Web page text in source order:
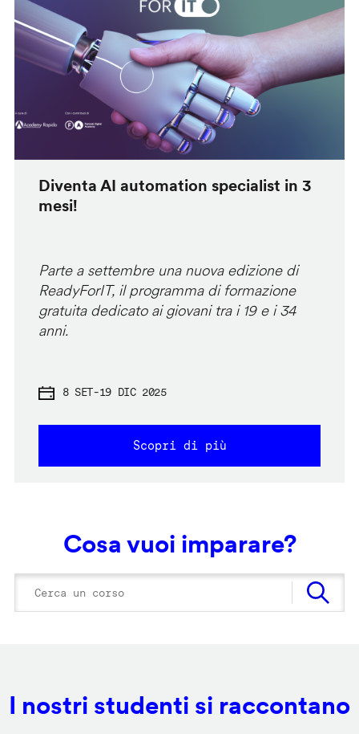
Diventa AI automation specialist in 3
mesi!
Parte a settembre una nuova edizione di
ReadyForIT, il programma di formazione
gratuita dedicato ai giovani tra i 19 e i 34
anni.
8 SET-19 DIC 2025
Scopri di più
Cosa vuoi imparare?
I nostri studenti si raccontano